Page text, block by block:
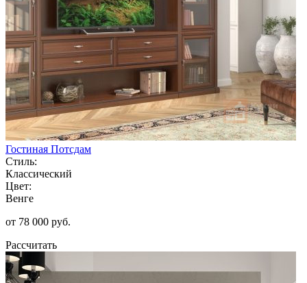
Гостиная Потсдам
Стиль:
Классический
Цвет:
Венге
от 78 000 руб.
Рассчитать